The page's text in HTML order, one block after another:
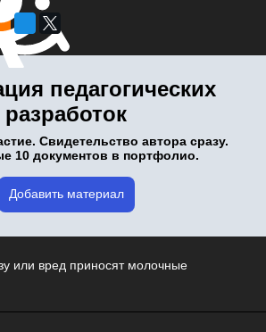
педагогических
разработок
Свидетельство автора сразу.
10 документов в портфолио.
Добавить материал
или вред приносят молочные